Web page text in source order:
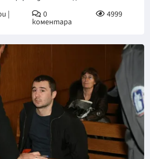
| 0
коментара
4999